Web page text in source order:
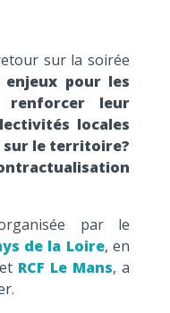
sur la soirée
enjeux pour les
renforcer leur
locales
sur le territoire?
par le
de la Loire, en
et RCF Le Mans, a